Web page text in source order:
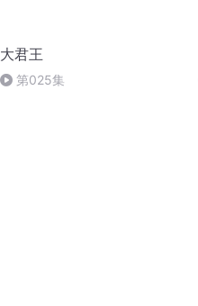
大君王
第025集